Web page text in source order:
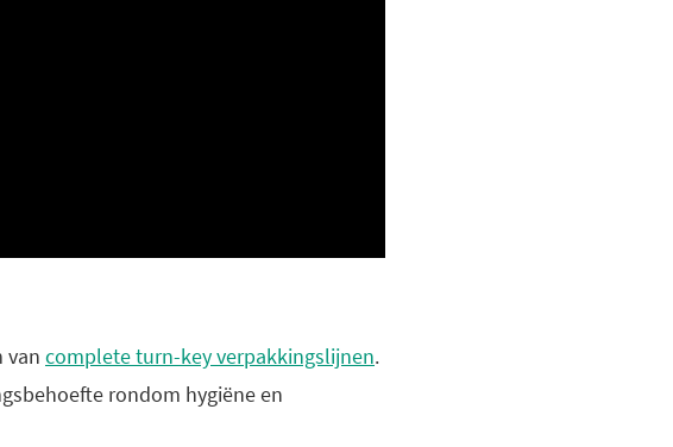
van complete turn-key verpakkingslijnen.
rondom hygiëne en